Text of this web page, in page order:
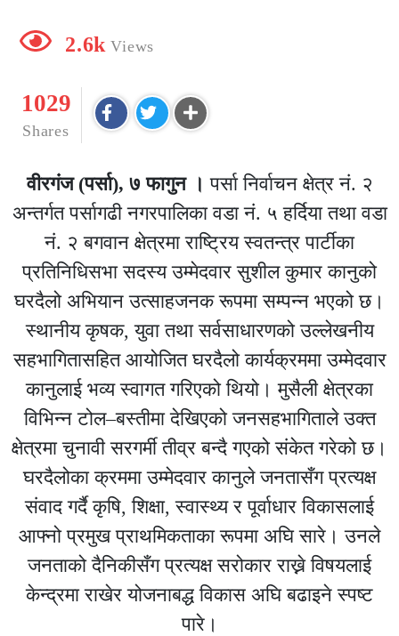
2.6k Views
1029
Shares
वीरगंज (पर्सा), ७ फागुन । पर्सा निर्वाचन क्षेत्र नं. २
अन्तर्गत पर्सागढी नगरपालिका वडा नं. ५ हर्दिया तथा वडा
नं. २ बगवान क्षेत्रमा राष्ट्रिय स्वतन्त्र पार्टीका
प्रतिनिधिसभा सदस्य उम्मेदवार सुशील कुमार कानुको
घरदैलो अभियान उत्साहजनक रूपमा सम्पन्न भएको छ।
स्थानीय कृषक, युवा तथा सर्वसाधारणको उल्लेखनीय
सहभागितासहित आयोजित घरदैलो कार्यक्रममा उम्मेदवार
कानुलाई भव्य स्वागत गरिएको थियो। मुसैली क्षेत्रका
विभिन्न टोल–बस्तीमा देखिएको जनसहभागिताले उक्त
क्षेत्रमा चुनावी सरगर्मी तीव्र बन्दै गएको संकेत गरेको छ।
घरदैलोका क्रममा उम्मेदवार कानुले जनतासँग प्रत्यक्ष
संवाद गर्दै कृषि, शिक्षा, स्वास्थ्य र पूर्वाधार विकासलाई
आफ्नो प्रमुख प्राथमिकताका रूपमा अघि सारे। उनले
जनताको दैनिकीसँग प्रत्यक्ष सरोकार राख्ने विषयलाई
केन्द्रमा राखेर योजनाबद्ध विकास अघि बढाइने स्पष्ट
पारे।